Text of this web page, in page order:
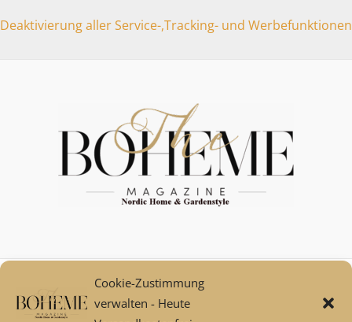
Cookie-Zustimmung
verwalten - Heute
Deaktivierung aller Service-,Tracking- und Werbefunktionen
Mein Konto
Zahlungsarten